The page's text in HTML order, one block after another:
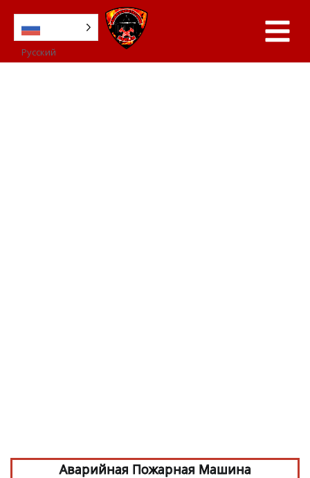
Русский
Аварийная Пожарная Машина